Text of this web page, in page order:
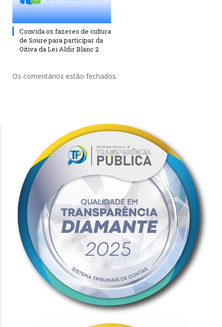
Convida os fazeres de cultura
de Soure para participar da
Oitiva da Lei Aldir Blanc 2
Os comentários estão fechados.